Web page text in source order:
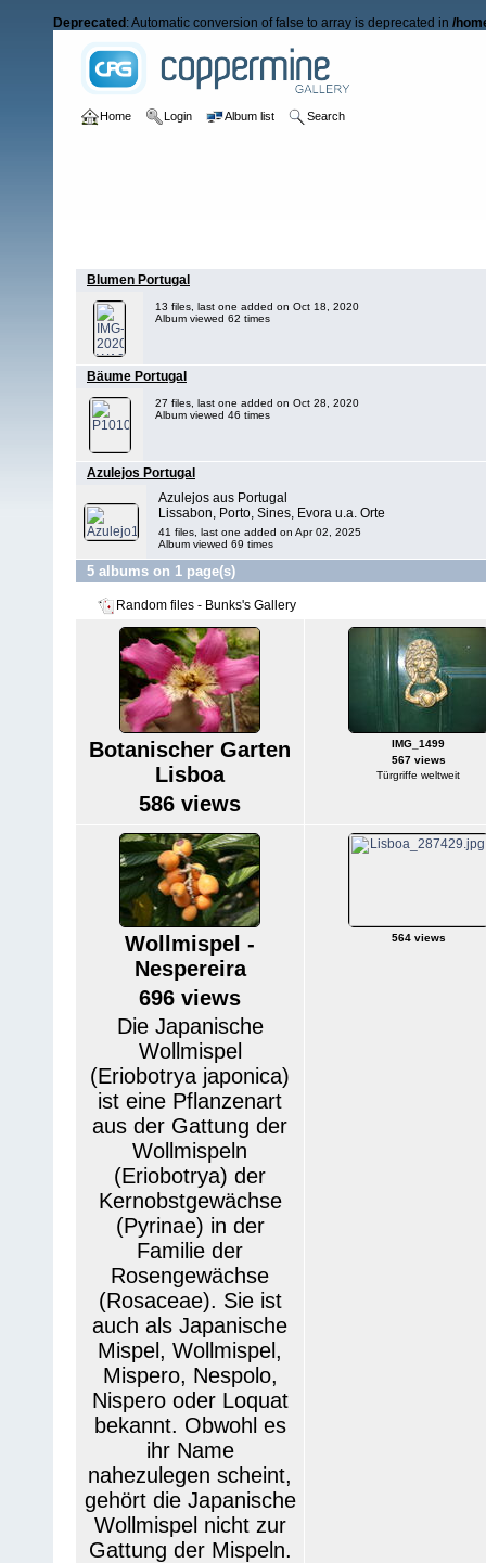
Deprecated : Automatic conversion of false to array is deprecated in /
Home Login Album list Search
Blumen Portugal
13 files, last one added on Oct 18, 2020
Album viewed 62 times
Bäume Portugal
27 files, last one added on Oct 28, 2020
Album viewed 46 times
Azulejos Portugal
Azulejos aus Portugal
Lissabon, Porto, Sines, Evora u.a. Orte
41 files, last one added on Apr 02, 2025
Album viewed 69 times
5 albums on 1 page(s)
Random files - Bunks's Gallery
Botanischer Garten
Lisboa
586 views
IMG_1499
567 views
Türgriffe weltweit
Wollmispel -
Nespereira
696 views
Die Japanische
Wollmispel
(Eriobotrya japonica)
ist eine Pflanzenart
aus der Gattung der
Wollmispeln
(Eriobotrya) der
Kernobstgewächse
(Pyrinae) in der
Familie der
Rosengewächse
(Rosaceae). Sie ist
auch als Japanische
Mispel, Wollmispel,
Mispero, Nespolo,
Nispero oder Loquat
bekannt. Obwohl es
ihr Name
nahezulegen scheint,
gehört die Japanische
Wollmispel nicht zur
Gattung der Mispeln.
564 views